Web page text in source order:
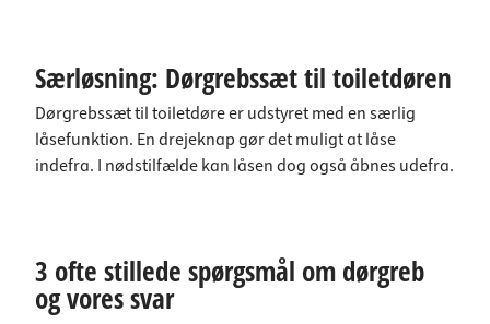
Særløsning: Dørgrebssæt til toiletdøren
Dørgrebssæt til toiletdøre er udstyret med en særlig
låsefunktion. En drejeknap gør det muligt at låse
indefra. I nødstilfælde kan låsen dog også åbnes udefra.
3 ofte stillede spørgsmål om dørgreb
og vores svar